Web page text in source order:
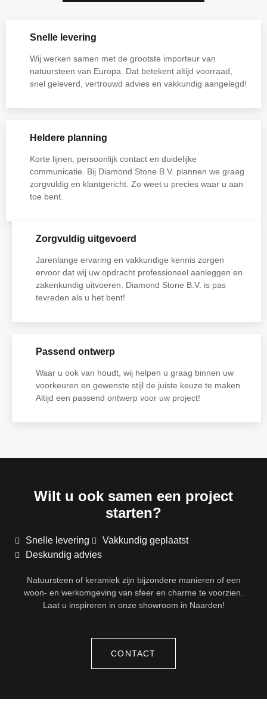
Snelle levering
Wij werken samen met de grootste importeur van
natuursteen van Europa. Dat betekent altijd voorraad,
snel geleverd, vertrouwd advies en vakkundig aangelegd!
Heldere planning
Korte lijnen, persoonlijk contact en duidelijke
communicatie. Bij Diamond Stone B.V. plannen we graag
zorgvuldig en klantgericht. Zo weet u precies waar u aan
toe bent.
Zorgvuldig uitgevoerd
Jarenlange ervaring en vakkundige kennis zorgen
ervoor dat wij uw opdracht professioneel aanleggen en
zakenkundig uitvoeren. Diamond Stone B.V. is pas
tevreden als u het bent!
Passend ontwerp
Waar u ook van houdt, wij helpen u graag binnen uw
voorkeuren en gewenste stijl de juiste keuze te maken.
Altijd een passend ontwerp voor uw project!
Wilt u ook samen een project
starten?
Snelle levering
Vakkundig geplaatst
Deskundig advies
Natuursteen of keramiek zijn bijzondere manieren of een
woon- en werkomgeving van sfeer en charme te voorzien.
Laat u inspireren in onze showroom in Naarden!
CONTACT